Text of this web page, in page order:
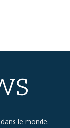
le monde.